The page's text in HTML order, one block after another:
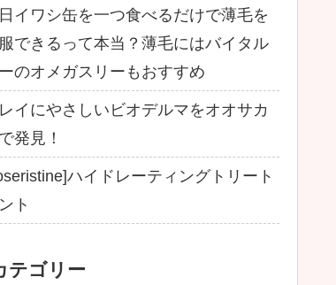
イワシ缶を一つ食べるだけで薄毛を
できるって本当？薄毛にはバイタル
のオメガスリーもおすすめ
イにやさしいビオデルマをオオサカ
発見！
ハイドレーティングトリート
ト
テゴリー